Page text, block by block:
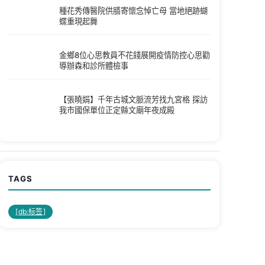
種花秀傳醫院供膳寄懷念悼亡母 當地絕跡蝴
蝶重現起舞
金鄉8位心思教員不花錢展開疫情防控心思勸
導辦森和診所體檢事
【張曉娟】千年古城文脈流芳找九宮格 探訪
我市國保單位正定縣文廟年夜成殿
TAGS
[db:标签]